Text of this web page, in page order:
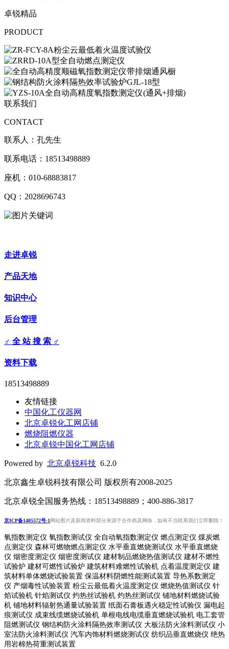
卓锐精品
PRODUCT
联系我们
CONTACT
联系人：孔先生
联系电话：18513498889
座机：010-68883817
QQ：2028696743
走进卓锐
产品天地
知识中心
后台管理
♂ 全 站 搜 索 ♂
资料下载
18513498889
友情链接
中国化工仪器网
北京卓锐化工网店铺
燃烧阻燃仪器
北京卓锐中国化工网店铺
Powered by 北京卓锐科技 6.2.0
北京鑫生卓锐科技有限公司 版权所有2008-2025
北京卓锐全国服务热线：18513498889；400-886-3817
京ICP备1405572号-1网站图片及新闻资料部分来源于合作商及网络，如有不当联系我们立即删除！
氧指数测定仪 氧指数测试仪 全自动氧指数测定仪 燃点测定仪 煤炭燃
点测定仪 森林可燃物燃点测定仪 水平垂直燃烧测试仪 水平垂直燃烧
仪 烟密度测定仪 烟密度测试仪 建材制品燃烧热值测试仪 建材不燃性
试验炉 建材可燃性试验炉 建筑材料难燃性试验机 点着温度测定仪 建
筑材料单体燃烧试验装置 保温材料阴燃性能测试装置 导热系数测定
仪 产烟毒性试验装置 粉尘云最低着火温度测定仪 燃烧热值测试仪 针
焰试验机 针焰测试仪 灼热丝试验机 灼热丝测试仪 铺地材料燃烧试验
机 铺地材料辐射热通量试验装置 纸面石膏板遇火稳定性试验仪 漏电起
痕测试仪 成束线缆燃烧试验机 单根电线电缆垂直燃烧试验机 电工套管
阻燃测试仪 钢结构防火涂料隔热效率测试仪 大板法防火涂料测试仪 小
室法防火涂料测试仪 汽车内饰材料燃烧测试仪 纺织品垂直燃烧仪 绝热
用岩棉热荷重测 试装置